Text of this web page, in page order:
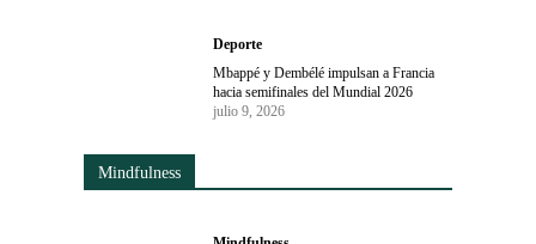
Deporte
Mbappé y Dembélé impulsan a Francia
hacia semifinales del Mundial 2026
julio 9, 2026
Mindfulness